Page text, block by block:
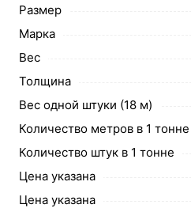
Размер
Марка
Вес
Толщина
Вес одной штуки (18 м)
Количество метров в 1 тонне
Количество штук в 1 тонне
Цена указана
Цена указана